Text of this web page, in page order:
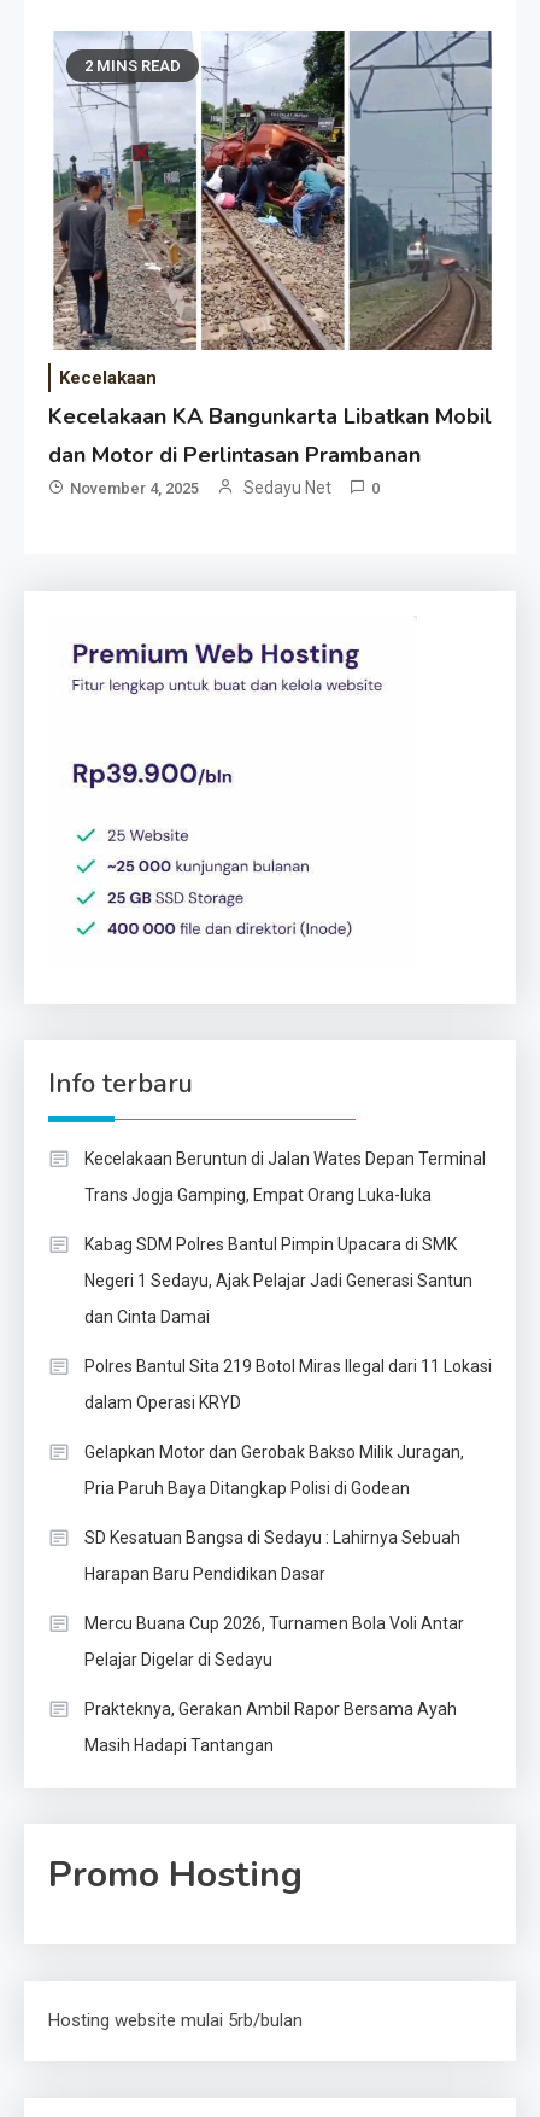
2 MINS READ
Kecelakaan
Kecelakaan KA Bangunkarta Libatkan Mobil
dan Motor di Perlintasan Prambanan
November 4, 2025 Sedayu Net 0
Info terbaru
Kecelakaan Beruntun di Jalan Wates Depan Terminal
Trans Jogja Gamping, Empat Orang Luka-luka
Kabag SDM Polres Bantul Pimpin Upacara di SMK
Negeri 1 Sedayu, Ajak Pelajar Jadi Generasi Santun
dan Cinta Damai
Polres Bantul Sita 219 Botol Miras Ilegal dari 11 Lokasi
dalam Operasi KRYD
Gelapkan Motor dan Gerobak Bakso Milik Juragan,
Pria Paruh Baya Ditangkap Polisi di Godean
SD Kesatuan Bangsa di Sedayu : Lahirnya Sebuah
Harapan Baru Pendidikan Dasar
Mercu Buana Cup 2026, Turnamen Bola Voli Antar
Pelajar Digelar di Sedayu
Prakteknya, Gerakan Ambil Rapor Bersama Ayah
Masih Hadapi Tantangan
Promo Hosting
Hosting website mulai 5rb/bulan